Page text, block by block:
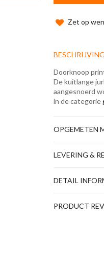
Zet op
BESCHRIJVING
Doorknoop
De kuitlange
aangesnoerd
in de categorie
OPGEMETEN
LEVERING &
DETAIL
PRODUCT